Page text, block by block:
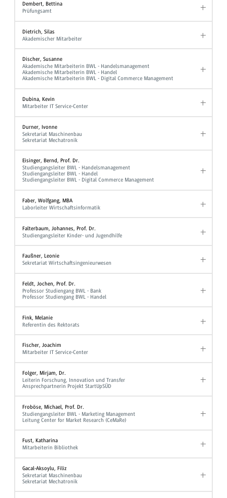
Dembert, Bettina
Prüfungsamt
Dietrich, Silas
Akademischer Mitarbeiter
Discher, Susanne
Akademische Mitarbeiterin BWL - Handelsmanagement
Akademische Mitarbeiterin BWL - Handel
Akademische Mitarbeiterin BWL - Digital Commerce Management
Dubina, Kevin
Mitarbeiter IT Service-Center
Durner, Ivonne
Sekretariat Maschinenbau
Sekretariat Mechatronik
Eisinger, Bernd, Prof. Dr.
Studiengangsleiter BWL - Handelsmanagement
Studiengangsleiter BWL - Handel
Studiengangsleiter BWL - Digital Commerce Management
Faber, Wolfgang, MBA
Laborleiter Wirtschaftsinformatik
Falterbaum, Johannes, Prof. Dr.
Studiengangsleiter Kinder- und Jugendhilfe
Faußner, Leonie
Sekretariat Wirtschaftsingenieurwesen
Feldt, Jochen, Prof. Dr.
Professor Studiengang BWL - Bank
Professor Studiengang BWL - Handel
Fink, Melanie
Referentin des Rektorats
Fischer, Joachim
Mitarbeiter IT Service-Center
Folger, Mirjam, Dr.
Leiterin Forschung, Innovation und Transfer
Ansprechpartnerin Projekt StartUpSÜD
Froböse, Michael, Prof. Dr.
Studiengangsleiter BWL - Marketing Management
Leitung Center for Market Research (CeMaRe)
Fust, Katharina
Mitarbeiterin Bibliothek
Gacal-Aksoylu, Filiz
Sekretariat Maschinenbau
Sekretariat Mechatronik